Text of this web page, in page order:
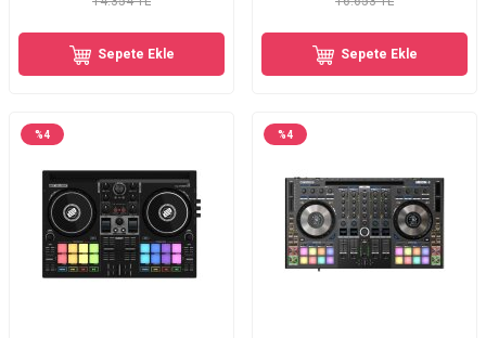
Sepete Ekle Sepete Ekle
%4 %4